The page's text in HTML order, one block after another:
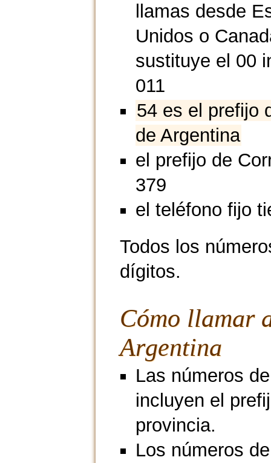
llamas desde
Unidos o
sustituye el 00
011
54 es el prefijo
de Argentina
el prefijo de
379
el teléfono fijo
Todos los
dígitos.
Cómo llamar
Argentina
Las números
incluyen el
provincia.
Los números